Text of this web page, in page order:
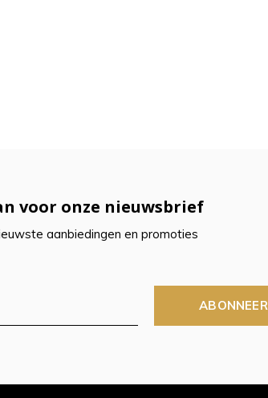
voor onze nieuwsbrief
aanbiedingen en promoties
ABONNEER